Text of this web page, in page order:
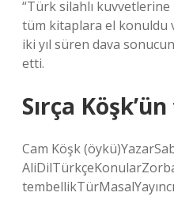
“Türk silahlı
tüm kitaplara el konuldu
iki yıl süren dava
etti.
Sırça
Cam Köşk